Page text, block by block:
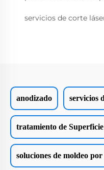
servicios de corte
anodizado servicios
tratamiento de
soluciones de moldeo